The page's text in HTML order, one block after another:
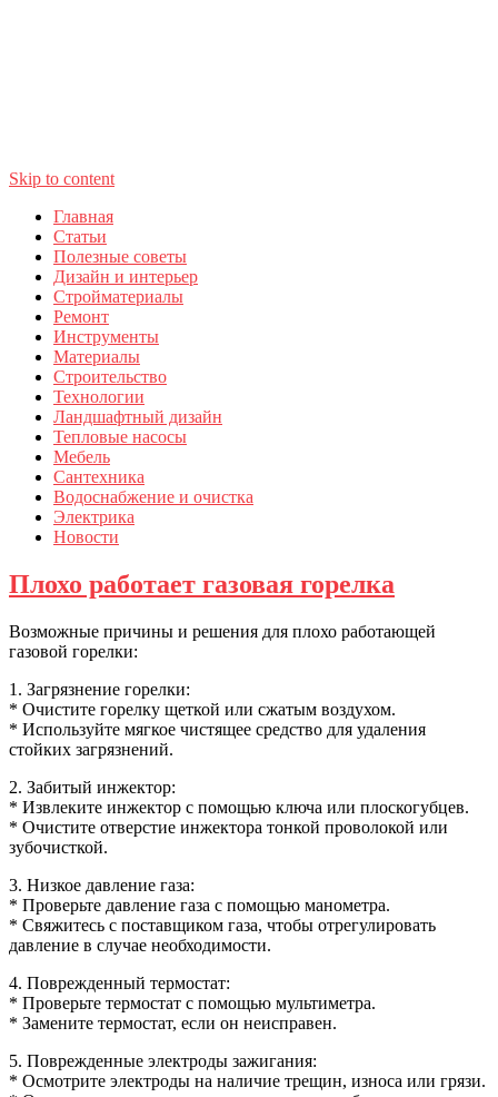
Skip to content
Главная
Статьи
Полезные советы
Дизайн и интерьер
Стройматериалы
Ремонт
Инструменты
Материалы
Строительство
Технологии
Ландшафтный дизайн
Тепловые насосы
Мебель
Сантехника
Водоснабжение и очистка
Электрика
Новости
Плохо работает газовая горелка
Возможные причины и решения для плохо работающей
газовой горелки:
1. Загрязнение горелки:
* Очистите горелку щеткой или сжатым воздухом.
* Используйте мягкое чистящее средство для удаления
стойких загрязнений.
2. Забитый инжектор:
* Извлеките инжектор с помощью ключа или плоскогубцев.
* Очистите отверстие инжектора тонкой проволокой или
зубочисткой.
3. Низкое давление газа:
* Проверьте давление газа с помощью манометра.
* Свяжитесь с поставщиком газа, чтобы отрегулировать
давление в случае необходимости.
4. Поврежденный термостат:
* Проверьте термостат с помощью мультиметра.
* Замените термостат, если он неисправен.
5. Поврежденные электроды зажигания:
* Осмотрите электроды на наличие трещин, износа или грязи.